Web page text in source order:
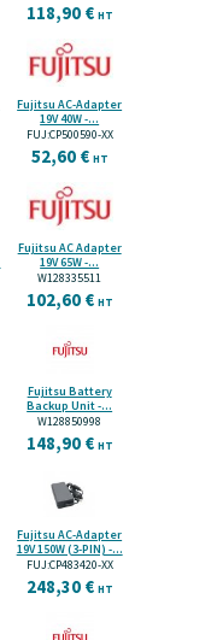
118,90 € HT
Fujitsu AC-Adapter
19V 40W -...
FUJ:CP500590-XX
52,60 € HT
Fujitsu AC Adapter
19V 65W -...
W128335511
102,60 € HT
Fujitsu Battery
Backup Unit -...
W128850998
148,90 € HT
Fujitsu AC-Adapter
19V 150W (3-PIN) -...
FUJ:CP483420-XX
248,30 € HT